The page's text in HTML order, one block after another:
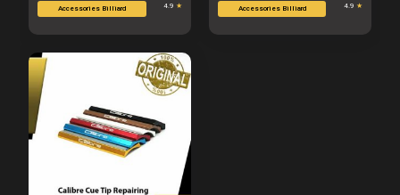
Accessories Billiard 4.9 ★ Accessories Billiard 4.9 ★